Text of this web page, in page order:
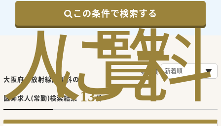
人に覧料
この条件で検索する
大阪府の放射線診断科の
医師求人(常勤)検索結果 13件
並び順